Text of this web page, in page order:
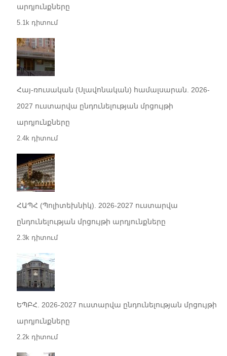
արդյունքները
5.1k դիտում
Հայ-ռուսական (Սլավոնական) համալսարան. 2026-
2027 ուստարվա ընդունելության մրցույթի
արդյունքները
2.4k դիտում
ՀԱՊՀ (Պոլիտեխնիկ). 2026-2027 ուստարվա
ընդունելության մրցույթի արդյունքները
2.3k դիտում
ԵՊԲՀ. 2026-2027 ուստարվա ընդունելության մրցույթի
արդյունքները
2.2k դիտում